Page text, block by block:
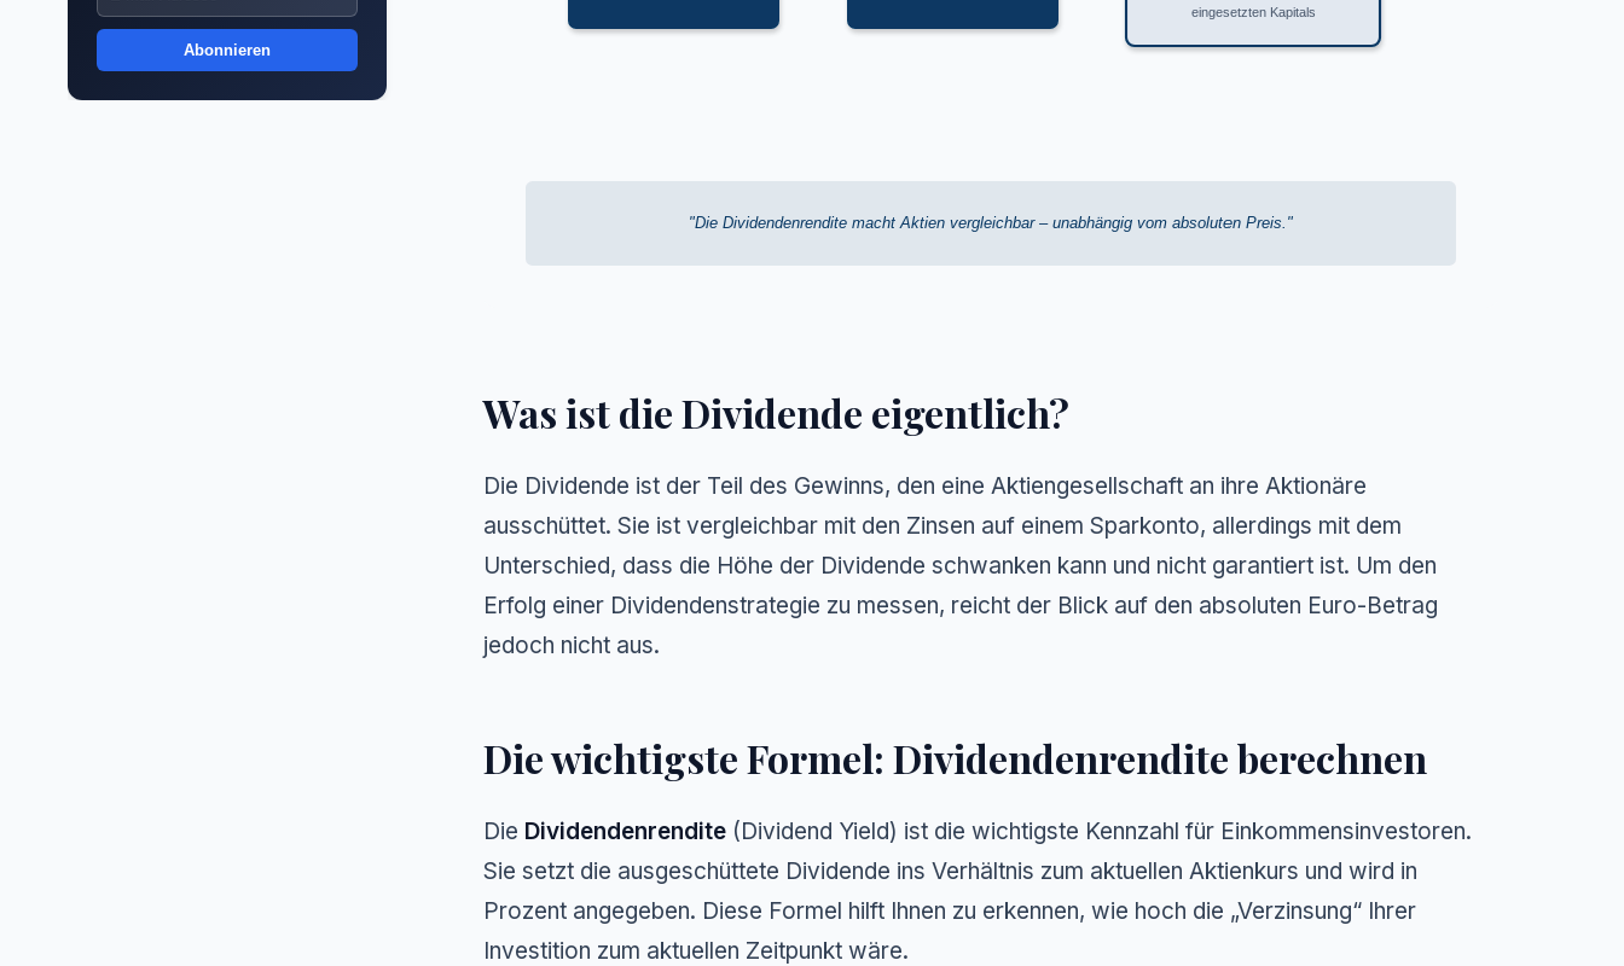
Abonnieren
eingesetzten Kapitals
"Die Dividendenrendite macht Aktien vergleichbar – unabhängig vom absoluten Preis."
Was ist die Dividende eigentlich?
Die Dividende ist der Teil des Gewinns, den eine Aktiengesellschaft an ihre Aktionäre
ausschüttet. Sie ist vergleichbar mit den Zinsen auf einem Sparkonto, allerdings mit dem
Unterschied, dass die Höhe der Dividende schwanken kann und nicht garantiert ist. Um den
Erfolg einer Dividendenstrategie zu messen, reicht der Blick auf den absoluten Euro-Betrag
jedoch nicht aus.
Die wichtigste Formel: Dividendenrendite berechnen
Die Dividendenrendite (Dividend Yield) ist die wichtigste Kennzahl für Einkommensinvestoren.
Sie setzt die ausgeschüttete Dividende ins Verhältnis zum aktuellen Aktienkurs und wird in
Prozent angegeben. Diese Formel hilft Ihnen zu erkennen, wie hoch die „Verzinsung“ Ihrer
Investition zum aktuellen Zeitpunkt wäre.